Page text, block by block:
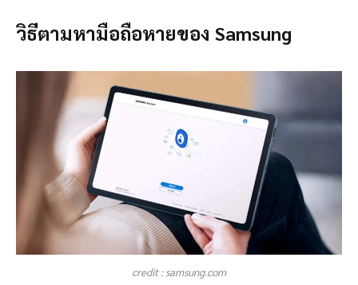
วิธีตามหามือถือหายของ Samsung
credit : samsung.com